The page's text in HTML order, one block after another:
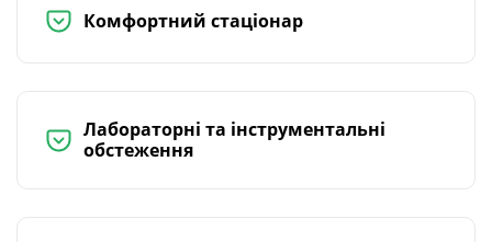
Комфортний стаціонар
Лабораторні та інструментальні
обстеження